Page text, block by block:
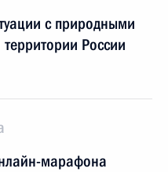
с природными
России
марафона